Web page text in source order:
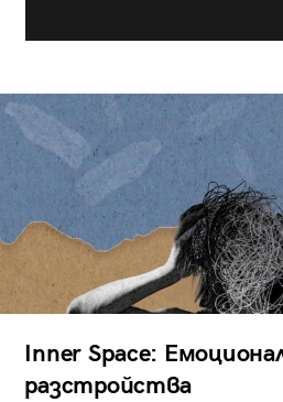
Inner Space:
разстройства